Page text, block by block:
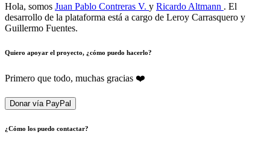
Hola, somos Juan Pablo Contreras V. y Ricardo Altmann . El
desarrollo de la plataforma está a cargo de Leroy Carrasquero y
Guillermo Fuentes.
Quiero apoyar el proyecto, ¿cómo puedo hacerlo?
Primero que todo, muchas gracias ❤️
Donar vía PayPal
¿Cómo los puedo contactar?